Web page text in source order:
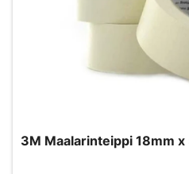
3M Maalarinteippi 18mm